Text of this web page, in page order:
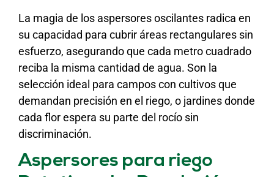
La magia de los aspersores oscilantes radica en
su capacidad para cubrir áreas rectangulares sin
esfuerzo, asegurando que cada metro cuadrado
reciba la misma cantidad de agua. Son la
selección ideal para campos con cultivos que
demandan precisión en el riego, o jardines donde
cada flor espera su parte del rocío sin
discriminación.
Aspersores para riego